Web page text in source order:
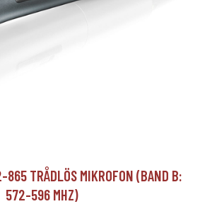
865 TRÅDLÖS MIKROFON (BAND B:
572-596 MHZ)